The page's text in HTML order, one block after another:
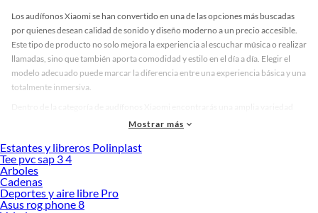
Los audífonos Xiaomi se han convertido en una de las opciones más buscadas
por quienes desean calidad de sonido y diseño moderno a un precio accesible.
Este tipo de producto no solo mejora la experiencia al escuchar música o realizar
llamadas, sino que también aporta comodidad y estilo en el día a día. Elegir el
modelo adecuado puede marcar la diferencia entre una experiencia básica y una
totalmente inmersiva.
que se adapta a diferentes preferencias. Hay modelos inalámbricos ideales para
disfrutar sin interrupciones y diseños ergonómicos que garantizan confort
durante horas. Además, están disponibles en colores y acabados que combinan
con cualquier estilo, desde tonos clásicos hasta versiones más llamativas.
Si estás pensando en renovar tus audífonos, considera que Xiaomi ofrece una
Mostrar más
Estantes y libreros Polinplast
Tee pvc sap 3 4
Arboles
Cadenas
Deportes y aire libre Pro
Asus rog phone 8